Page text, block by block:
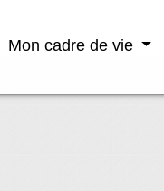
Mon cadre de vie